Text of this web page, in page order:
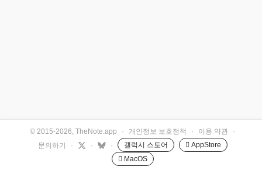
© 2015-2026, TheNote.app · 개인정보 보호정책 · 이용 약관
·
문의하기
· · · 갤럭시 스토어
 AppStore
 MacOS